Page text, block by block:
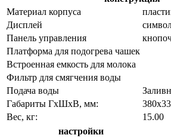
Материал корпуса
Дисплей
Панель управления
Платформа для подогрева чашек
Встроенная емкость для молока
Фильтр для смягчения воды
Подача воды
Габариты ГхШхВ, мм:
Вес, кг:
15.00
настройки